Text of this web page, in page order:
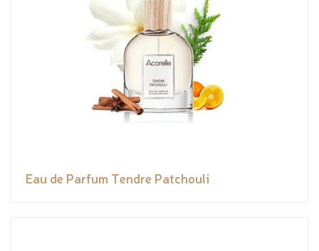
Eau de Parfum Tendre Patchouli